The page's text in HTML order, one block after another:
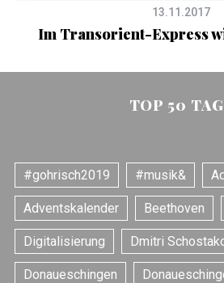
13.11.2017
Im Transorient-Express
TOP 50
#gohrisch2019 #musik&
Adventskalender Beethoven
Digitalisierung Dmitri
Donaueschingen